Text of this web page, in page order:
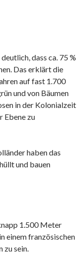
dass ca. 75 %
Das erklärt die
auf fast 1.700
und von Bäumen
in der Kolonialzeit
Ebene zu
haben das
und bauen
1.500 Meter
einem französischen
zu sein.